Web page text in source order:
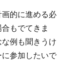
的に進める必
もでてきま
例も聞きうけ
参加したいで